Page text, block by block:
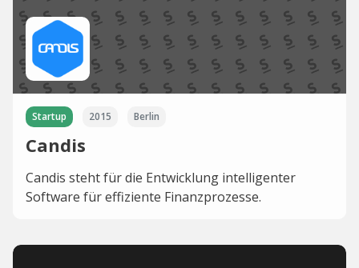
Startup 2015 Berlin
Candis
Candis steht für die Entwicklung intelligenter
Software für effiziente Finanzprozesse.